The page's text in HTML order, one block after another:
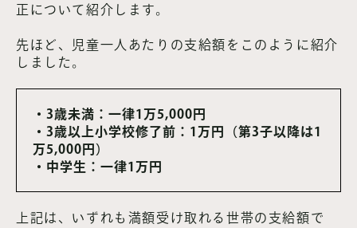
正について紹介します。
先ほど、児童一人あたりの支給額をこのように紹介
しました。
・3歳未満：一律1万5,000円
・3歳以上小学校修了前：1万円（第3子以降は1
万5,000円）
・中学生：一律1万円
上記は、いずれも満額受け取れる世帯の支給額で